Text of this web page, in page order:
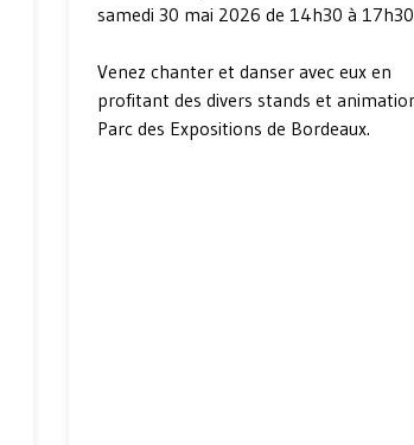
samedi 30 mai 2026 de 14h30 à
Venez chanter et danser avec eux en
profitant des divers stands et
Parc des Expositions de Bordeaux.